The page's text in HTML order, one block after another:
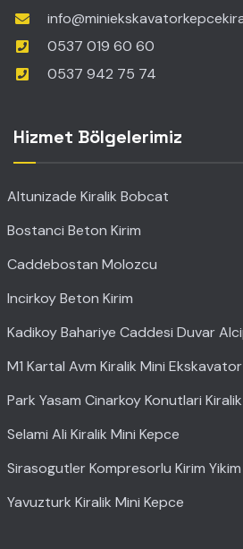
0537 019 60 60
0537 942 75 74
Hizmet Bölgelerimiz
Altunizade Kiralik Bobcat
Bostanci Beton Kirim
Caddebostan Molozcu
Incirkoy Beton Kirim
Kadikoy Bahariye Caddesi Duvar
M1 Kartal Avm Kiralik Mini Ekskavator
Park Yasam Cinarkoy Konutlari Kiralik
Selami Ali Kiralik Mini Kepce
Sirasogutler Kompresorlu Kirim Yikim
Yavuzturk Kiralik Mini Kepce